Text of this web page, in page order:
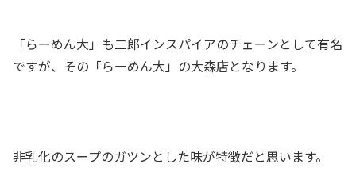
「らーめん大」も二郎インスパイアのチェーンとして有名
ですが、その「らーめん大」の大森店となります。
非乳化のスープのガツンとした味が特徴だと思います。